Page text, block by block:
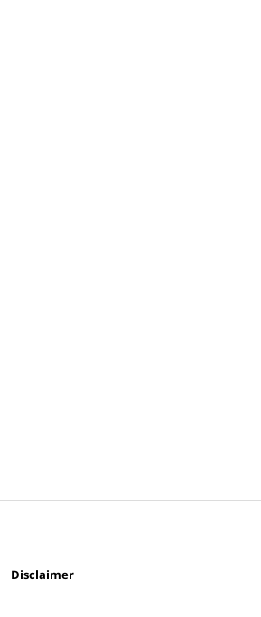
Disclaimer